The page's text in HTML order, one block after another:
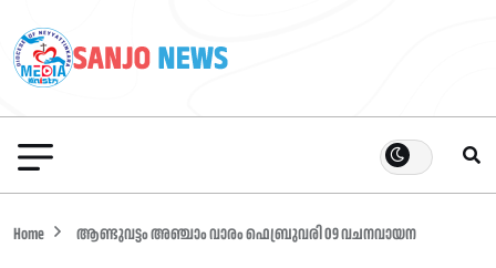
Home ആണ്ടുവട്ടം അഞ്ചാം വാരം ഫെബ്രുവരി 09 വചനവായന